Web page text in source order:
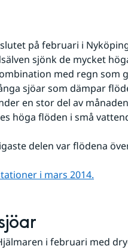
på februari i
sjönk de mycket
med regn som
sjöar som dämpar
en stor del av
höga flöden i små
delen var flödena
i mars 2014.
i februari med